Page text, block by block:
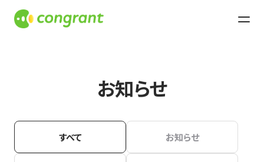
お知らせ
すべて お知らせ